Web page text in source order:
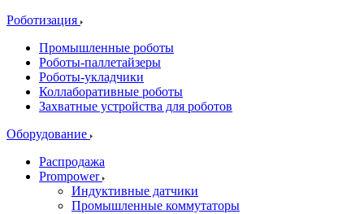
Роботизация
Промышленные роботы
Роботы-паллетайзеры
Роботы-укладчики
Коллаборативные роботы
Захватные устройства для роботов
Оборудование
Распродажа
Prompower
Индуктивные датчики
Промышленные коммутаторы